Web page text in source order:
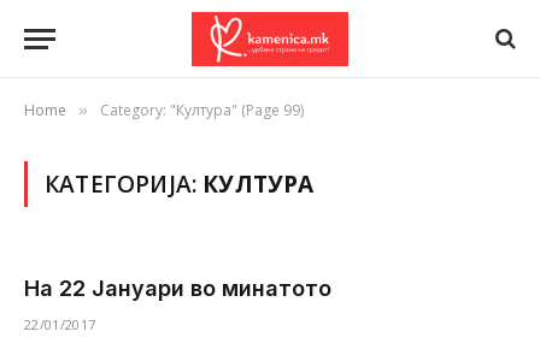
Home » Category: "Култура" (Page 99)
КАТЕГОРИЈА: КУЛТУРА
На 22 Јануари во минатото
22/01/2017